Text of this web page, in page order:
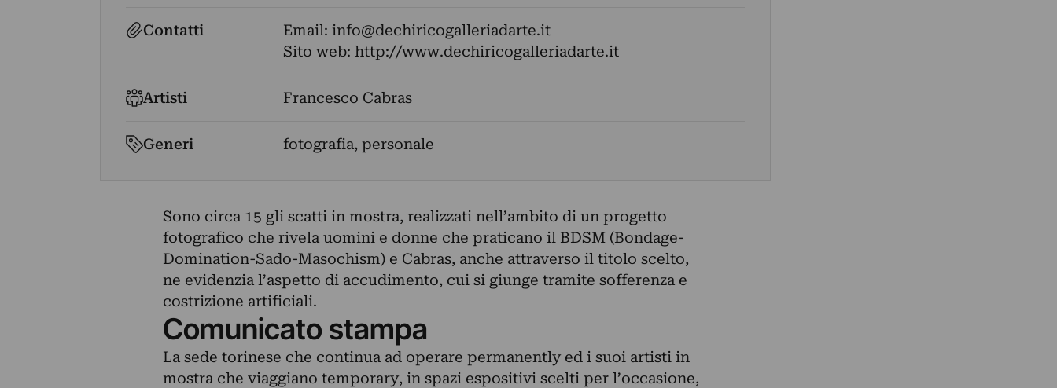
Contatti Email: info@dechiricogalleriadarte.it
Sito web: http://www.dechiricogalleriadarte.it
Artisti Francesco Cabras
Generi fotografia, personale
Sono circa 15 gli scatti in mostra, realizzati nell’ambito di un progetto
fotografico che rivela uomini e donne che praticano il BDSM (Bondage-
Domination-Sado-Masochism) e Cabras, anche attraverso il titolo scelto,
ne evidenzia l’aspetto di accudimento, cui si giunge tramite sofferenza e
costrizione artificiali.
Comunicato stampa
La sede torinese che continua ad operare permanently ed i suoi artisti in
mostra che viaggiano temporary, in spazi espositivi scelti per l’occasione,